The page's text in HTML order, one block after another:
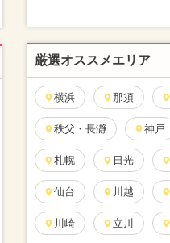
厳選オススメエリア
横浜 那須
秩父・長瀞 神戸
札幌 日光
仙台 川越
川崎 立川